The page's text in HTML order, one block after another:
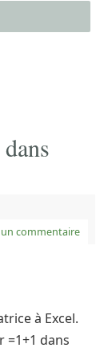
un commentaire
à Excel.
=1+1 dans